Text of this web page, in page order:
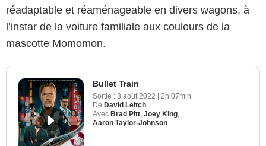
réadaptable et réaménageable en divers wagons, à
l’instar de la voiture familiale aux couleurs de la
mascotte Momomon.
Bullet Train
Sortie : 3 août 2022 | 2h 07min
De David Leitch
Avec Brad Pitt Joey King
Aaron Taylor-Johnson